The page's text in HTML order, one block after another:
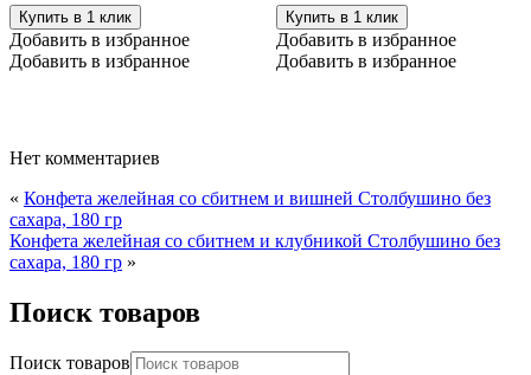
Купить в 1 клик
Добавить в избранное
Добавить в избранное
Купить в 1 клик
Добавить в избранное
Добавить в избранное
Нет комментариев
« Конфета желейная со сбитнем и вишней Столбушино без
сахара, 180 гр
Конфета желейная со сбитнем и клубникой Столбушино без
сахара, 180 гр »
Поиск товаров
Поиск товаров